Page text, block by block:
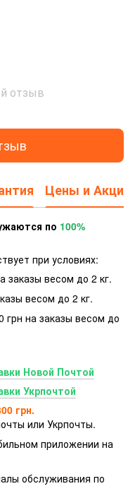
отзыв
Цены и Акции
по 100%
при условиях:
весом до 2 кг.
весом до 2 кг.
на заказы весом до
Новой Почтой
Укрпочтой
грн.
или Укрпочты.
приложении на
обслуживания по